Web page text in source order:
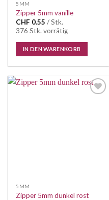
5MM
Zipper 5mm vanille
CHF 0.55 / Stk.
376 Stk. vorrätig
IN DEN WARENKORB
5MM
Zipper 5mm dunkel rost